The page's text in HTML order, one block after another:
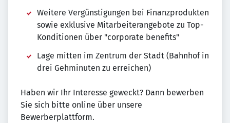
Weitere Vergünstigungen bei Finanzprodukten
sowie exklusive Mitarbeiterangebote zu Top-
Konditionen über "corporate benefits"
Lage mitten im Zentrum der Stadt (Bahnhof in
drei Gehminuten zu erreichen)
Haben wir Ihr Interesse geweckt? Dann bewerben
Sie sich bitte online über unsere
Bewerberplattform.